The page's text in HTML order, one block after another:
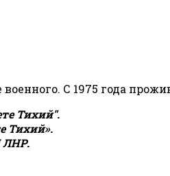
С 1975 года
Тихий".
Тихий».
ЛНР.